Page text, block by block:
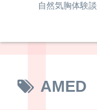
自然気胸体験談
AMED